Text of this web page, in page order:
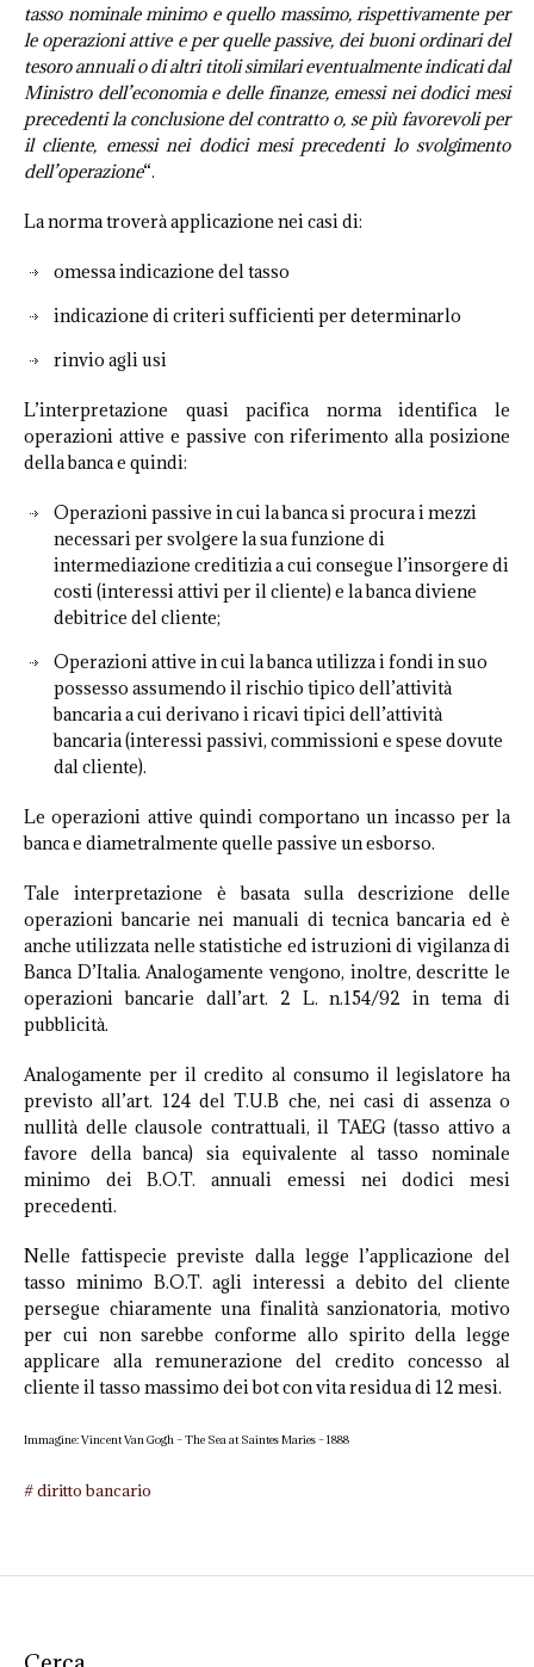
tasso nominale minimo e quello massimo, rispettivamente per
le operazioni attive e per quelle passive, dei buoni ordinari del
tesoro annuali o di altri titoli similari eventualmente indicati dal
Ministro dell’economia e delle finanze, emessi nei dodici mesi
precedenti la conclusione del contratto o, se più favorevoli per
il cliente, emessi nei dodici mesi precedenti lo svolgimento
dell’operazione“.
La norma troverà applicazione nei casi di:
omessa indicazione del tasso
indicazione di criteri sufficienti per determinarlo
rinvio agli usi
L’interpretazione quasi pacifica norma identifica le
operazioni attive e passive con riferimento alla posizione
della banca e quindi:
Operazioni passive in cui la banca si procura i mezzi
necessari per svolgere la sua funzione di
intermediazione creditizia a cui consegue l’insorgere di
costi (interessi attivi per il cliente) e la banca diviene
debitrice del cliente;
Operazioni attive in cui la banca utilizza i fondi in suo
possesso assumendo il rischio tipico dell’attività
bancaria a cui derivano i ricavi tipici dell’attività
bancaria (interessi passivi, commissioni e spese dovute
dal cliente).
Le operazioni attive quindi comportano un incasso per la
banca e diametralmente quelle passive un esborso.
Tale interpretazione è basata sulla descrizione delle
operazioni bancarie nei manuali di tecnica bancaria ed è
anche utilizzata nelle statistiche ed istruzioni di vigilanza di
Banca D’Italia. Analogamente vengono, inoltre, descritte le
operazioni bancarie dall’art. 2 L. n.154/92 in tema di
pubblicità.
Analogamente per il credito al consumo il legislatore ha
previsto all’art. 124 del T.U.B che, nei casi di assenza o
nullità delle clausole contrattuali, il TAEG (tasso attivo a
favore della banca) sia equivalente al tasso nominale
minimo dei B.O.T. annuali emessi nei dodici mesi
precedenti.
Nelle fattispecie previste dalla legge l’applicazione del
tasso minimo B.O.T. agli interessi a debito del cliente
persegue chiaramente una finalità sanzionatoria, motivo
per cui non sarebbe conforme allo spirito della legge
applicare alla remunerazione del credito concesso al
cliente il tasso massimo dei bot con vita residua di 12 mesi.
Immagine: Vincent Van Gogh – The Sea at Saintes Maries – 1888
diritto bancario